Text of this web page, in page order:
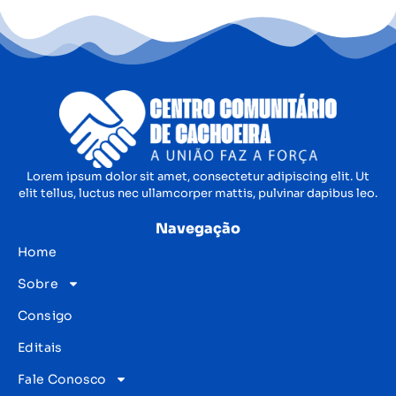
Lorem ipsum dolor sit amet, consectetur adipiscing elit. Ut
elit tellus, luctus nec ullamcorper mattis, pulvinar dapibus leo.
Navegação
Home
Sobre
Consigo
Editais
Fale Conosco